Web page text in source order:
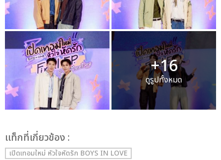
+16
ดูรูปทั้งหมด
เเท็กที่เกี่ยวข้อง :
เปิดเทอมใหม่ หัวใจหัดรัก BOYS IN LOVE